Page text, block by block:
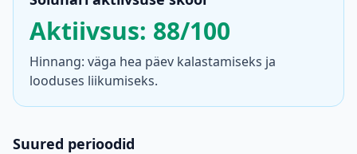
Aktiivsus: 88/100
Hinnang: väga hea päev kalastamiseks ja
looduses liikumiseks.
Suured perioodid